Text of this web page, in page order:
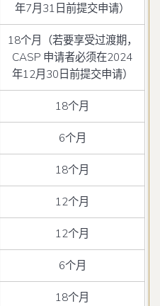
年7月31日前提交申请）
18个月（若要享受过渡期，
CASP 申请者必须在2024
年12月30日前提交申请）
18个月
6个月
18个月
12个月
12个月
6个月
18个月